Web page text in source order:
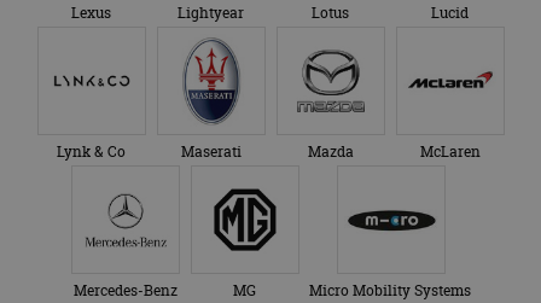
Lexus Lightyear Lotus Lucid
Lynk & Co Maserati Mazda McLaren
Mercedes-Benz MG Micro Mobility Systems